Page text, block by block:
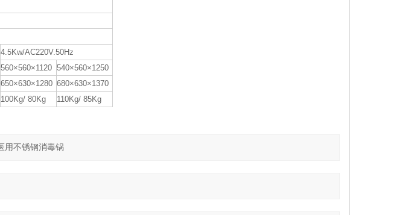
4.5Kw/AC220V.50Hz
560×560×1120 540×560×1250
650×630×1280 680×630×1370
100Kg/ 80Kg 110Kg/ 85Kg